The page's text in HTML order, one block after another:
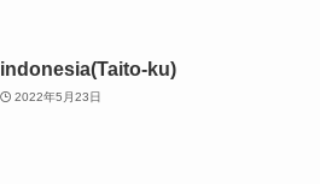
indonesia(Taito-ku)
2022年5月23日